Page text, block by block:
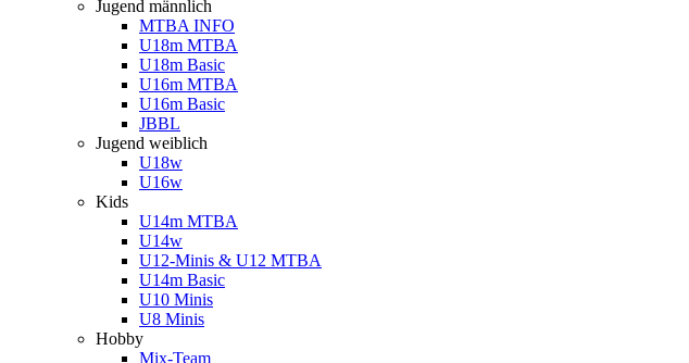
Jugend männlich
MTBA INFO
U18m MTBA
U18m Basic
U16m MTBA
U16m Basic
JBBL
Jugend weiblich
U18w
U16w
Kids
U14m MTBA
U14w
U12-Minis & U12 MTBA
U14m Basic
U10 Minis
U8 Minis
Hobby
Mix-Team